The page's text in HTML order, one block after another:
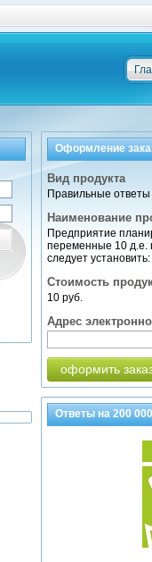
Оформление
Вид продукта
Правильные ответы
Наименование
Предприятие
переменные 10 д.е.
следует установить:
Стоимость
10 руб.
Адрес
оформить
Ответы на200 000